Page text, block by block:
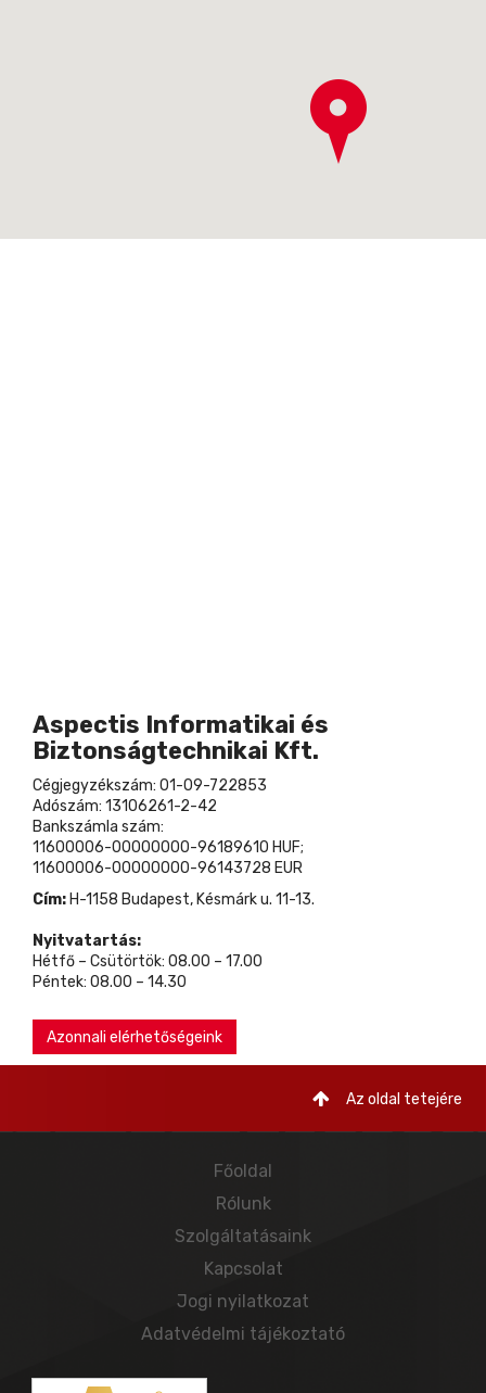
Aspectis Informatikai és
Biztonságtechnikai Kft.
Cégjegyzékszám: 01-09-722853
Adószám: 13106261-2-42
Bankszámla szám:
11600006-00000000-96189610 HUF;
11600006-00000000-96143728 EUR
Cím: H-1158 Budapest, Késmárk u. 11-13.
Nyitvatartás:
Hétfő – Csütörtök: 08.00 – 17.00
Péntek: 08.00 – 14.30
Azonnali elérhetőségeink
Az oldal tetejére
Főoldal
Rólunk
Szolgáltatásaink
Kapcsolat
Jogi nyilatkozat
Adatvédelmi tájékoztató